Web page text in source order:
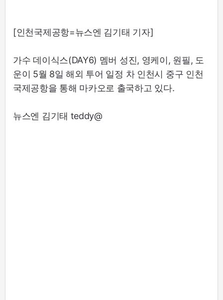
[인천국제공항=뉴스엔 김기태 기자]
가수 데이식스(DAY6) 멤버 성진, 영케이, 원필, 도
운이 5월 8일 해외 투어 일정 차 인천시 중구 인천
국제공항을 통해 마카오로 출국하고 있다.
뉴스엔 김기태 teddy@